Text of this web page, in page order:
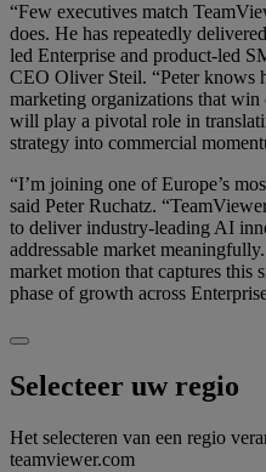
“Few executives match
does. He has repeatedly
led Enterprise and product-led
CEO Oliver Steil. “Peter knows
marketing organizations that
will play a pivotal role in
strategy into commercial
“I’m joining one of Europe’s
said Peter Ruchatz.
to deliver industry-leading AI
addressable market
market motion that captures this
phase of growth across
Selecteer uw regio
Het selecteren van een regio
teamviewer.com